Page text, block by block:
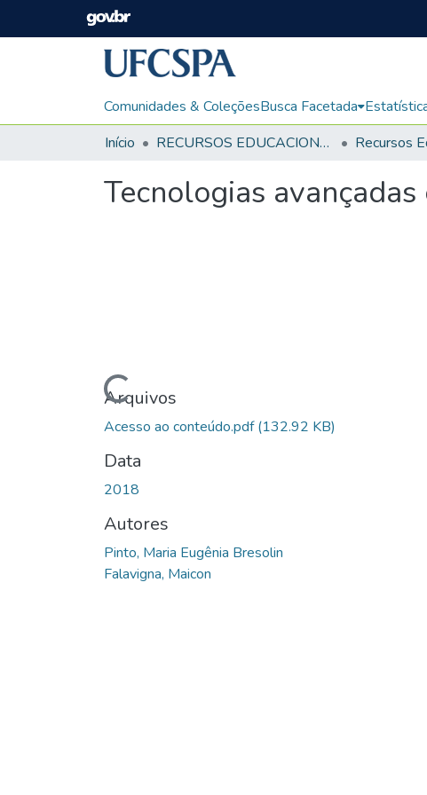
Comunidades & ColeçõesBusca Facetada
Início
RECURSOS EDUCACIONAIS
Tecnologias
Carregando...
Arquivos
Acesso ao conteúdo.pdf(132.92 KB)
Data
2018
Autores
Pinto, Maria Eugênia Bresolin
Falavigna, Maicon